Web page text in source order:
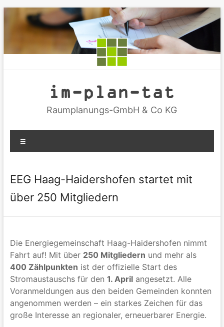
Zum
Inhalt
springen
im-plan-tat
Raumplanungs-GmbH & Co KG
EEG Haag-Haidershofen startet mit
über 250 Mitgliedern
Die Energiegemeinschaft Haag-Haidershofen nimmt
Fahrt auf! Mit über 250 Mitgliedern und mehr als
400 Zählpunkten ist der offizielle Start des
Stromaustauschs für den 1. Aprilangesetzt. Alle
Voranmeldungen aus den beiden Gemeinden konnten
angenommen werden – ein starkes Zeichen für das
große Interesse an regionaler, erneuerbarer Energie.